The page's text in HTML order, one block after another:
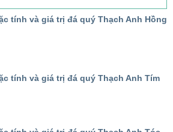
tính và giá trị đá quý Thạch Anh Hồng
tính và giá trị đá quý Thạch Anh Tím